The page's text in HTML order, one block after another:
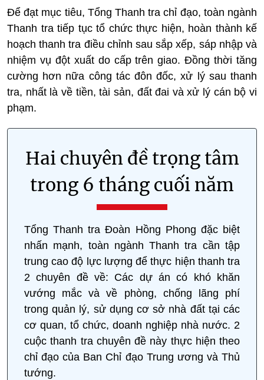
Để đạt mục tiêu, Tổng Thanh tra chỉ đạo, toàn ngành
Thanh tra tiếp tục tổ chức thực hiện, hoàn thành kế
hoạch thanh tra điều chỉnh sau sắp xếp, sáp nhập và
nhiệm vụ đột xuất do cấp trên giao. Đồng thời tăng
cường hơn nữa công tác đôn đốc, xử lý sau thanh
tra, nhất là về tiền, tài sản, đất đai và xử lý cán bộ vi
phạm.
Hai chuyên đề trọng tâm
trong 6 tháng cuối năm
Tổng Thanh tra Đoàn Hồng Phong đặc biệt
nhấn mạnh, toàn ngành Thanh tra cần tập
trung cao độ lực lượng để thực hiện thanh tra
2 chuyên đề về: Các dự án có khó khăn
vướng mắc và về phòng, chống lãng phí
trong quản lý, sử dụng cơ sở nhà đất tại các
cơ quan, tổ chức, doanh nghiệp nhà nước. 2
cuộc thanh tra chuyên đề này thực hiện theo
chỉ đạo của Ban Chỉ đạo Trung ương và Thủ
tướng.